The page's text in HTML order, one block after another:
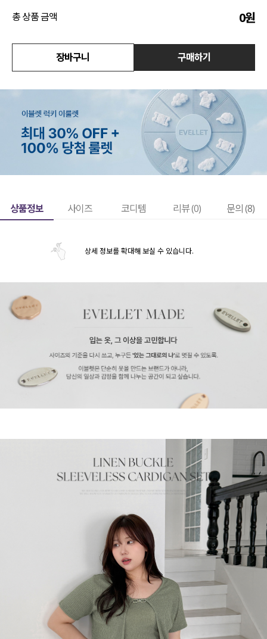
총 상품 금액 0원
장바구니 구매하기
상품정보 사이즈 코디템 리뷰 (0) 문의 (8)
상세 정보를 확대해 보실 수 있습니다.